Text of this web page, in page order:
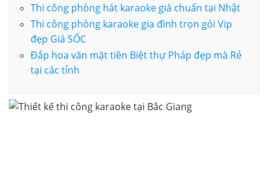
Thi công phòng hát karaoke giá chuẩn tại Nhật
Thi công phòng karaoke gia đình trọn gói Vip
đẹp Giá SỐC
Đắp hoa văn mặt tiền Biệt thự Pháp đẹp mà Rẻ
tại các tỉnh